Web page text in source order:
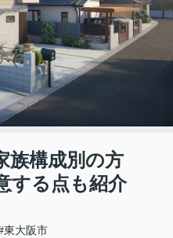
族構成別の方
する点も紹介
東大阪市